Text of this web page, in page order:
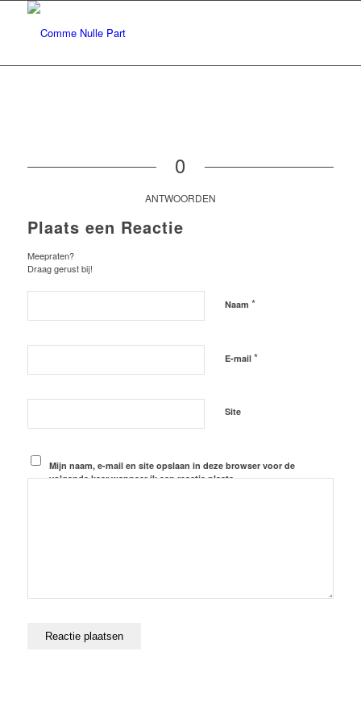
0
ANTWOORDEN
Plaats een Reactie
Meepraten?
Draag gerust bij!
Naam *
E-mail *
Site
Mijn naam, e-mail en site opslaan in deze browser voor de
volgende keer wanneer ik een reactie plaats.